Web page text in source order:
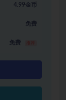
4.99金币
免费
免费